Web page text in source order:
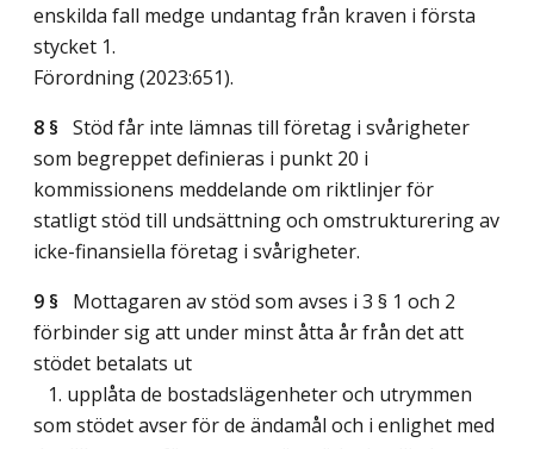
enskilda fall medge undantag från kraven i första
stycket 1.
Förordning (2023:651).
8 § Stöd får inte lämnas till företag i svårigheter
som begreppet definieras i punkt 20 i
kommissionens meddelande om riktlinjer för
statligt stöd till undsättning och omstrukturering av
icke-finansiella företag i svårigheter.
9 § Mottagaren av stöd som avses i 3 § 1 och 2
förbinder sig att under minst åtta år från det att
stödet betalats ut
1. upplåta de bostadslägenheter och utrymmen
som stödet avser för de ändamål och i enlighet med